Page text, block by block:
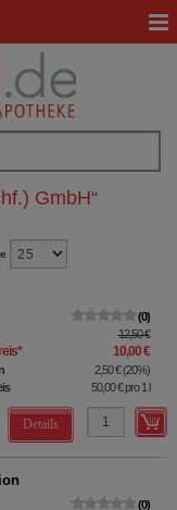
GmbH“
0
12,50 €
* 10,00 €
2,50 €(20%)
50,00 €pro 1 l
Details
0